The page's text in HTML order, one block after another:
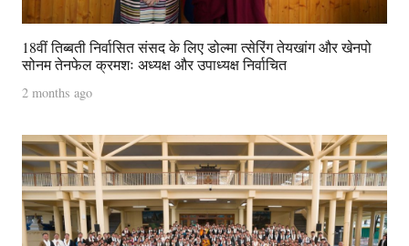
18वीं तिब्बती निर्वासित संसद के लिए डोल्मा त्सेरिंग तेयखांग और खेनपो
सोनम तेनफेल क्रमशः अध्यक्ष और उपाध्यक्ष निर्वाचित
2 months ago